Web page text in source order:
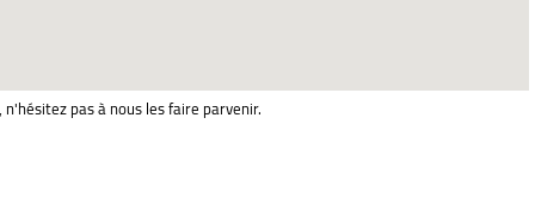
pas à nous les faire parvenir.